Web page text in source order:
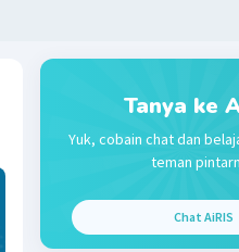
Tanya ke
Yuk, cobain chat dan
teman
Chat AiRIS